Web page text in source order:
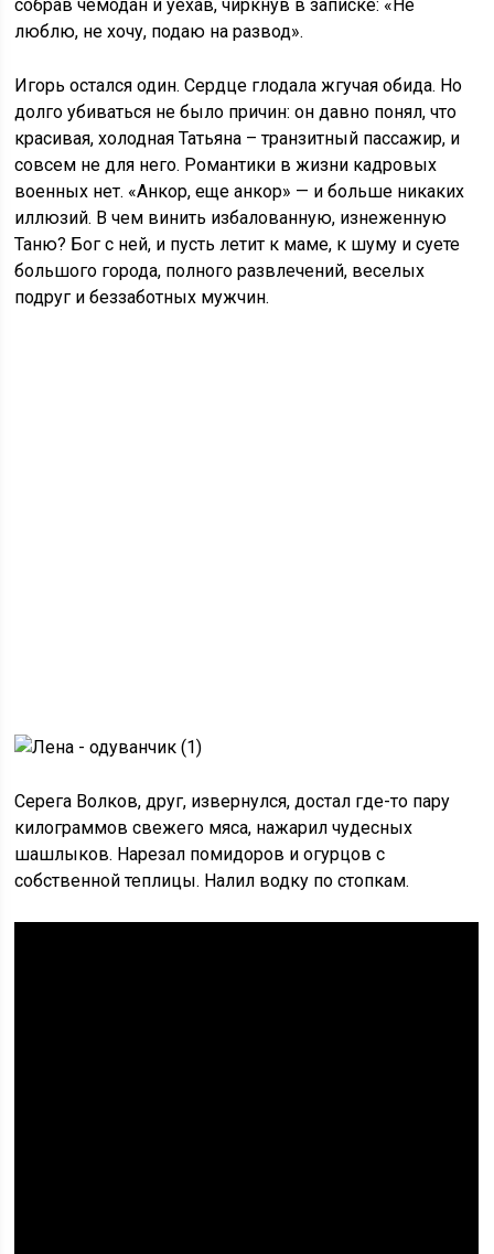
собрав чемодан и уехав, чиркнув в записке: «Не
люблю, не хочу, подаю на развод».
Игорь остался один. Сердце глодала жгучая обида. Но
долго убиваться не было причин: он давно понял, что
красивая, холодная Татьяна – транзитный пассажир, и
совсем не для него. Романтики в жизни кадровых
военных нет. «Анкор, еще анкор» — и больше никаких
иллюзий. В чем винить избалованную, изнеженную
Таню? Бог с ней, и пусть летит к маме, к шуму и суете
большого города, полного развлечений, веселых
подруг и беззаботных мужчин.
Серега Волков, друг, извернулся, достал где-то пару
килограммов свежего мяса, нажарил чудесных
шашлыков. Нарезал помидоров и огурцов с
собственной теплицы. Налил водку по стопкам.